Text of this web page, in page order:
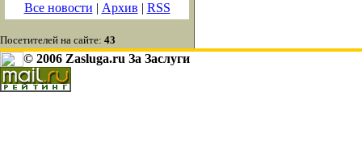
Все новости | Архив | RSS
Посетителей на сайте: 43
© 2006 Zasluga.ru За Заслуги